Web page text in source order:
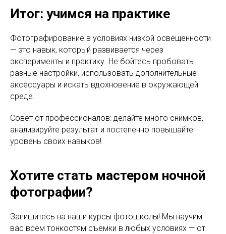
Итог: учимся на практике
Фотографирование в условиях низкой освещенности
— это навык, который развивается через
эксперименты и практику. Не бойтесь пробовать
разные настройки, использовать дополнительные
аксессуары и искать вдохновение в окружающей
среде.
Совет от профессионалов: делайте много снимков,
анализируйте результат и постепенно повышайте
уровень своих навыков!
Хотите стать мастером ночной
фотографии?
Запишитесь на наши курсы фотошколы! Мы научим
вас всем тонкостям съемки в любых условиях — от